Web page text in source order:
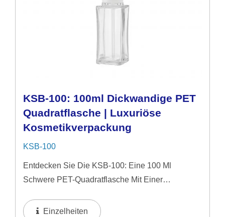
KSB-100: 100ml Dickwandige PET
Quadratflasche | Luxuriöse
Kosmetikverpackung
KSB-100
Entdecken Sie Die KSB-100: Eine 100 Ml
Schwere PET-Quadratflasche Mit Einer
Hochwertige Seren Und Kosmetika, Bietet Es Das
Einzelheiten